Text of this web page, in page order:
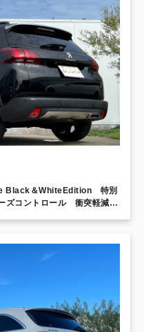
Black＆WhiteEdition 特別
コントロール 衝突軽減ブ